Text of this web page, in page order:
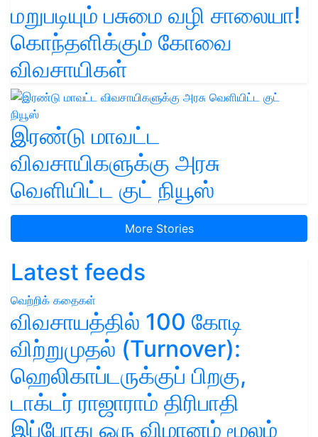
மறுபடியும் பசுமை வழி சாலையா!
கொந்தளிக்கும் கோவை
விவசாயிகள்
இரண்டு மாவட்ட
விவசாயிகளுக்கு அரசு
வெளியிட்ட குட் நியூஸ்
More Stories
Latest feeds
வெற்றிக் கதைகள்
விவசாயத்தில் 100 கோடி
விற்றுமுதல் (Turnover):
ஹெலிகாப்டருக்குப் பிறகு,
டாக்டர் ராஜாராம் திரிபாதி
இப்போது ஒரு விமானம் மூலம்